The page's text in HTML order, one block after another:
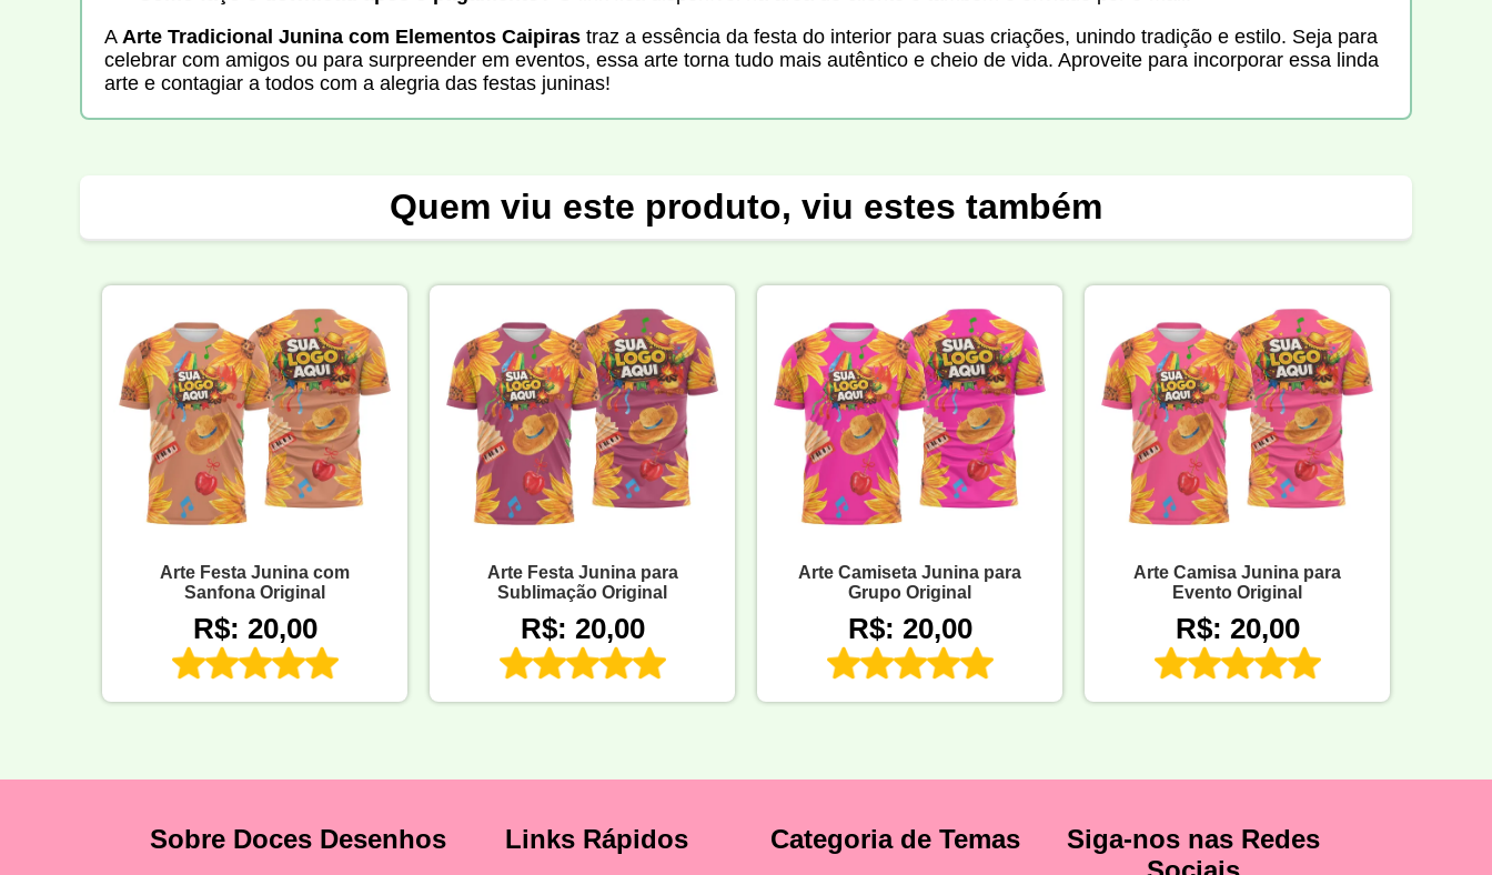
A Arte Tradicional Junina com Elementos Caipiras traz a essência da festa do interior para suas criações, unindo tradição e estilo. Seja para
celebrar com amigos ou para surpreender em eventos, essa arte torna tudo mais autêntico e cheio de vida. Aproveite para incorporar essa linda
arte e contagiar a todos com a alegria das festas juninas!
Quem viu este produto, viu estes também
Arte Festa Junina com
Sanfona Original
R$: 20,00
Arte Festa Junina para
Sublimação Original
R$: 20,00
Arte Camiseta Junina para
Grupo Original
R$: 20,00
Arte Camisa Junina para
Evento Original
R$: 20,00
Sobre Doces Desenhos Links Rápidos Categoria de Temas
Siga-nos nas Redes